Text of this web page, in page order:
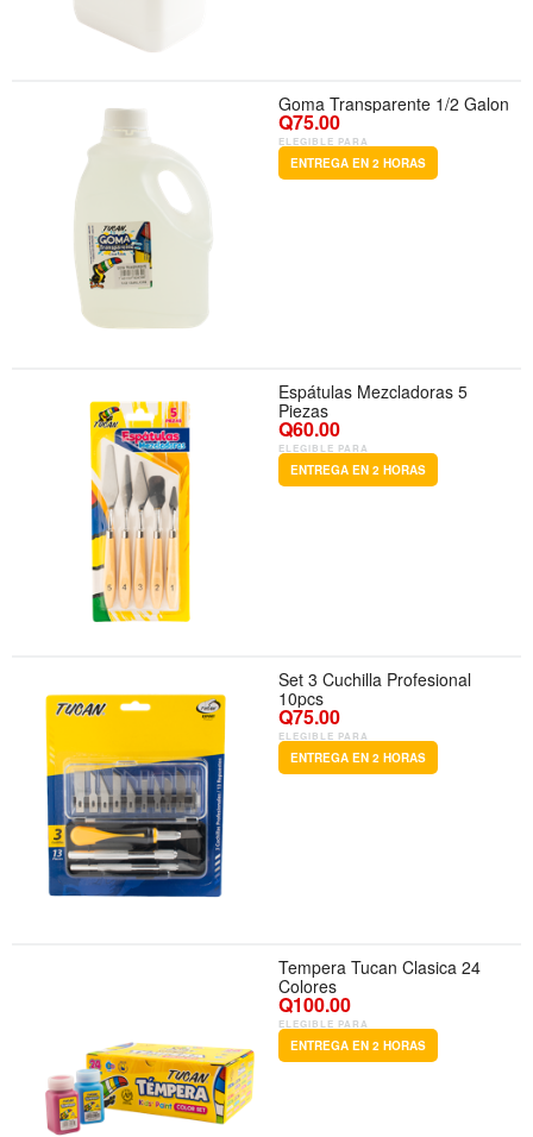
Goma Transparente 1/2 Galon
Q75.00
ELEGIBLE PARA
ENTREGA EN 2 HORAS
Espátulas Mezcladoras 5
Piezas
Q60.00
ELEGIBLE PARA
ENTREGA EN 2 HORAS
Set 3 Cuchilla Profesional
10pcs
Q75.00
ELEGIBLE PARA
ENTREGA EN 2 HORAS
Tempera Tucan Clasica 24
Colores
Q100.00
ELEGIBLE PARA
ENTREGA EN 2 HORAS